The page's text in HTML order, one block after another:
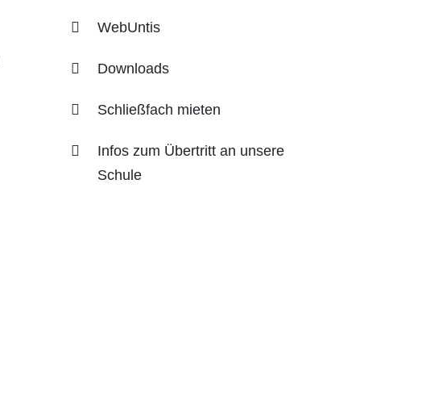
WebUntis
Downloads
Schließfach mieten
Infos zum Übertritt an unsere
Schule